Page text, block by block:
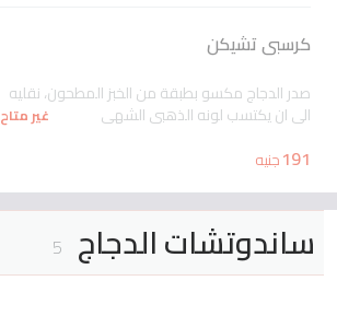
كرسبى تشيكن
صدر الدجاج مكسو بطبقة من الخبز المطحون، نقليه
الى ان يكتسب لونه الذهبى الشهى غير متاح
191جنيه
ساندوتشات الدجاج 5